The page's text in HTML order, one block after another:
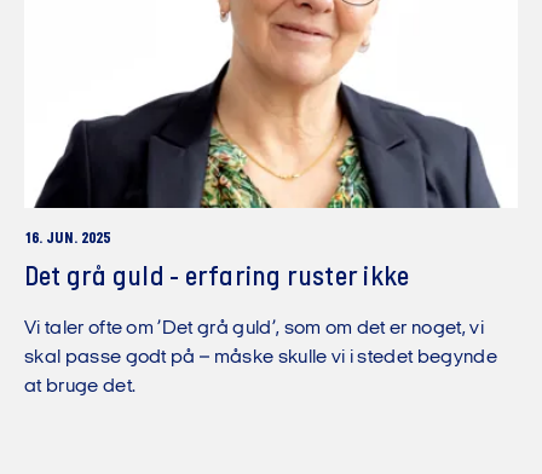
16. JUN. 2025
Det grå guld - erfaring ruster ikke
Vi taler ofte om ’Det grå guld’, som om det er noget, vi
skal passe godt på – måske skulle vi i stedet begynde
at bruge det.